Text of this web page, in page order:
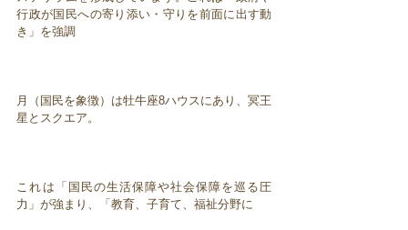
行政が国民への寄り添い・守りを前面に出す動
き」を強調
月（国民を象徴）は牡牛座8ハウスにあり、冥王
星とスクエア。
これは「国民の生活保障や社会保障を巡る圧
力」が強まり、「教育、子育て、福祉分野に